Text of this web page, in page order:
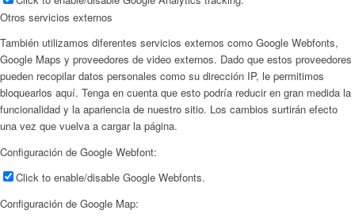
Otros servicios externos
También utilizamos diferentes servicios externos como Google Webfonts,
Google Maps y proveedores de video externos. Dado que estos proveedores
pueden recopilar datos personales como su dirección IP, le permitimos
bloquearlos aquí. Tenga en cuenta que esto podría reducir en gran medida la
funcionalidad y la apariencia de nuestro sitio. Los cambios surtirán efecto
una vez que vuelva a cargar la página.
Configuración de Google Webfont:
Click to enable/disable Google Webfonts.
Configuración de Google Map: